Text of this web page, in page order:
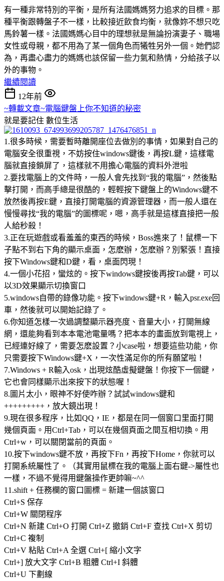
有一種非常特別的平衡，是所有法國媽媽努力追求的目標。那
種平衡跟轉盤子不一樣，比較接近飲食均衡，就像妳不想只吃
馬鈴薯一樣。法國媽媽心目中的理想就是無論扮演妻子、職場
女性或母親，都不用為了某一個角色而犧牲另外一個。她們認
為，再盡心盡力的媽媽也該保留一些力氣和熱情，分給孩子以
外的事物。
繼續閱讀
12年前
~轉載文章~電腦鍵盤上你不知道的秘密
就是要記住 數位生活
1.很多時候，需要暫時離開座位去做別的事情，如果對自己的
電腦安全很重視，不妨按住windows鍵後，再按L鍵，這樣電
腦就直接鎖屏了，這樣就不用擔心電腦的資料外泄啦
2.要找電腦上的文件時，一般人會先找到“我的電腦”，然後點
擊打開，而高手總是很酷的，輕輕按下鍵盤上的Windows鍵不
放然後再按E鍵，直接打開電腦的資源管理器，而一般人還在
慢慢尋找“我的電腦”的圖標呢，嗯，高手就是這樣直接把一般
人給秒殺！
3.正在玩遊戲或看羞羞的東西的時候，Boss進來了！鼠標一下
子點不到右下角的顯示桌面，怎麽辦，怎麽辦？別緊張！直接
按下Windows鍵和D鍵，看，桌面閃現！
4.一個小花招，蠻炫的。按下windows鍵按後再按Tab鍵，可以
以3D效果顯示切換窗口
5.windows自帶的錄像功能。按下windows鍵+R，輸入psr.exe回
車，然後就可以開始記錄了。
6.你知道怎樣一次過調整顯示器亮度、音量大小，打開無線
網，還能夠看到本本電池電量嗎？把本本的畫面放到電視上，
已經連好線了，需要怎麽設置？小case啦，想要這些功能，你
只需要按下Windows鍵+X，一次性滿足你的所有願望啦！
7.Windows + R輸入osk，出現炫酷虛擬鍵盤！你按下一個鍵，
它也會同樣顯示出來按下的狀態喔！
8.圖片太小，眼神不好使咋辦？試試windows鍵和
+++++++++，放大鏡出現！
9.現在很多程序，比如QQ，IE，都是在同一個窗口里面打開
幾個頁面。用Ctrl+Tab，可以在幾個頁面之間互相切換。用
Ctrl+w，可以關閉當前的頁面。
10.按下windows鍵不放，再按下Fn，再按下Home，你就可以
打開系統屬性了。（其實用鼠標在我的電腦上面右鍵->屬性也
一樣，不過不覺得用鍵盤操作更帥嘛~^^
11.shift + 任務欄的窗口圖標 = 新建一個該窗口
Ctrl+S 保存
Ctrl+W 關閉程序
Ctrl+N 新建 Ctrl+O 打開 Ctrl+Z 撤銷 Ctrl+F 查找 Ctrl+X 剪切
Ctrl+C 複制
Ctrl+V 粘貼 Ctrl+A 全選 Ctrl+[ 縮小文字
Ctrl+] 放大文字 Ctrl+B 粗體 Ctrl+I 斜體
Ctrl+U 下劃線